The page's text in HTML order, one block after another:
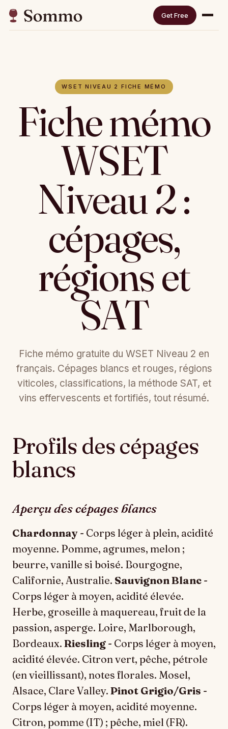
Get Free
WSET NIVEAU 2 FICHE MÉMO
Fiche mémo
WSET
Niveau 2 :
cépages,
régions et
SAT
Fiche mémo gratuite du WSET Niveau 2 en
français. Cépages blancs et rouges, régions
viticoles, classifications, la méthode SAT, et
vins effervescents et fortifiés, tout résumé.
Profils des cépages
blancs
Aperçu des cépages blancs
Chardonnay - Corps léger à plein, acidité
moyenne. Pomme, agrumes, melon ;
beurre, vanille si boisé. Bourgogne,
Californie, Australie. Sauvignon Blanc -
Corps léger à moyen, acidité élevée.
Herbe, groseille à maquereau, fruit de la
passion, asperge. Loire, Marlborough,
Bordeaux. Riesling - Corps léger à moyen,
acidité élevée. Citron vert, pêche, pétrole
(en vieillissant), notes florales. Mosel,
Alsace, Clare Valley. Pinot Grigio/Gris -
Corps léger à moyen, acidité moyenne.
Citron, pomme (IT) ; pêche, miel (FR).